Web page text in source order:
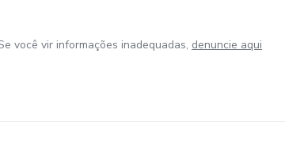
você vir informações inadequadas, denuncie aqui